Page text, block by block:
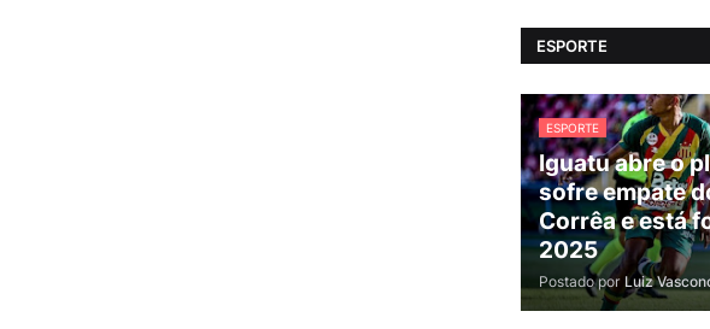
ESPORTE
ESPORTE
Iguatu abre o
sofre empate
Corrêa e está
2025
Postado por Luiz